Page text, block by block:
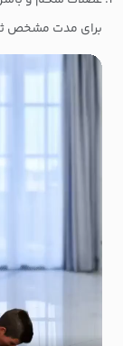
برای مدت مشخص